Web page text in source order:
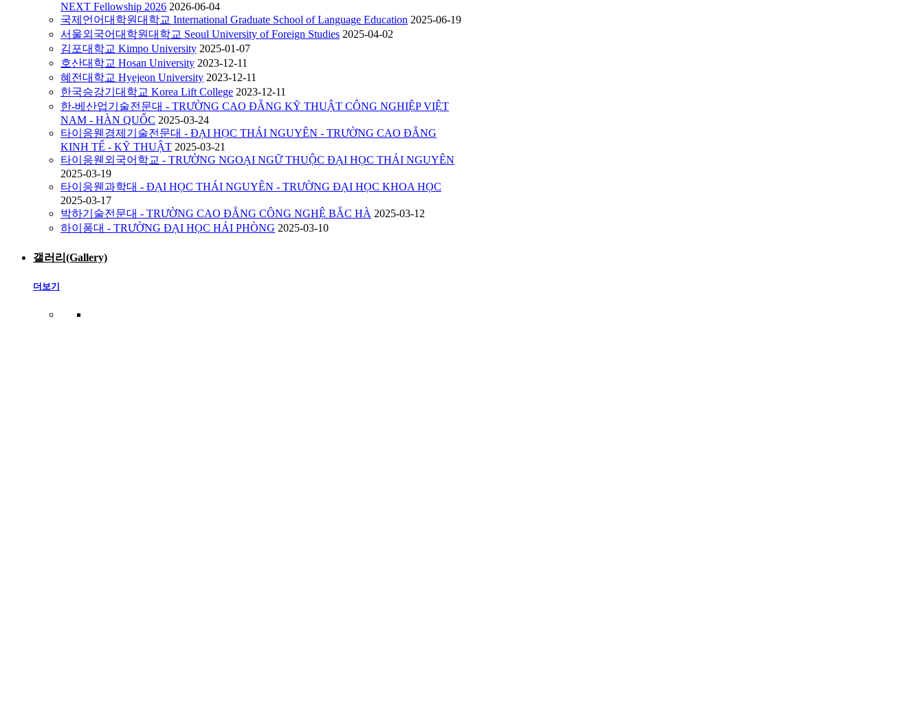
NEXT Fellowship 2026 2026-06-04
국제언어대학원대학교 International Graduate School of Language Education 2025-06-19
서울외국어대학원대학교 Seoul University of Foreign Studies 2025-04-02
김포대학교 Kimpo University 2025-01-07
호산대학교 Hosan University 2023-12-11
혜전대학교 Hyejeon University 2023-12-11
한국승강기대학교 Korea Lift College 2023-12-11
한-베산업기술전문대 - TRƯỜNG CAO ĐẲNG KỸ THUẬT CÔNG NGHIỆP VIỆT
NAM - HÀN QUỐC 2025-03-24
타이응웬경제기술전문대 - ĐẠI HỌC THÁI NGUYÊN - TRƯỜNG CAO ĐẲNG
KINH TẾ - KỸ THUẬT 2025-03-21
타이응웬외국어학교 - TRƯỜNG NGOẠI NGỮ THUỘC ĐẠI HỌC THÁI NGUYÊN
2025-03-19
타이응웬과학대 - ĐẠI HỌC THÁI NGUYÊN - TRƯỜNG ĐẠI HỌC KHOA HỌC
2025-03-17
박하기술전문대 - TRƯỜNG CAO ĐẲNG CÔNG NGHỆ BẮC HÀ 2025-03-12
하이퐁대 - TRƯỜNG ĐẠI HỌC HẢI PHÒNG 2025-03-10
갤러리(Gallery)
더보기